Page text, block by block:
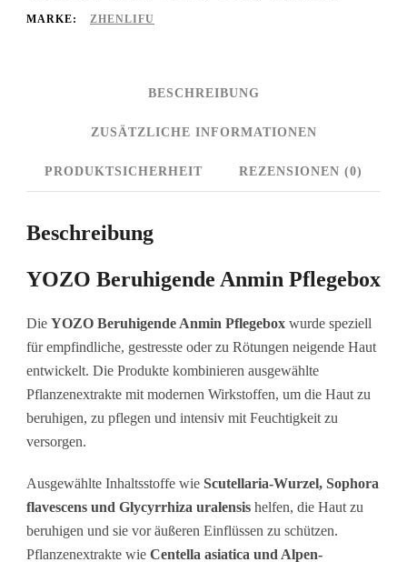
MARKE: ZHENLIFU
BESCHREIBUNG
ZUSÄTZLICHE INFORMATIONEN
PRODUKTSICHERHEIT REZENSIONEN (0)
Beschreibung
YOZO Beruhigende Anmin Pflegebox
Die YOZO Beruhigende Anmin Pflegebox wurde speziell
für empfindliche, gestresste oder zu Rötungen neigende Haut
entwickelt. Die Produkte kombinieren ausgewählte
Pflanzenextrakte mit modernen Wirkstoffen, um die Haut zu
beruhigen, zu pflegen und intensiv mit Feuchtigkeit zu
versorgen.
Ausgewählte Inhaltsstoffe wie Scutellaria-Wurzel, Sophora
flavescens und Glycyrrhiza uralensis helfen, die Haut zu
beruhigen und sie vor äußeren Einflüssen zu schützen.
Pflanzenextrakte wie Centella asiatica und Alpen-